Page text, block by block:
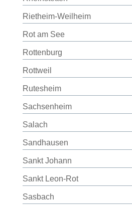
Rietheim-Weilheim
Rot am See
Rottenburg
Rottweil
Rutesheim
Sachsenheim
Salach
Sandhausen
Sankt Johann
Sankt Leon-Rot
Sasbach